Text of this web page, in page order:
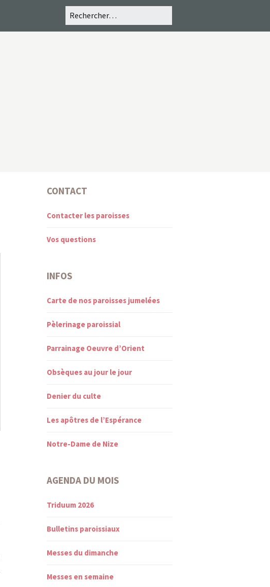
CONTACT
Contacter les paroisses
Vos questions
INFOS
Carte de nos paroisses jumelées
Pèlerinage paroissial
Parrainage Oeuvre d’Orient
Obsèques au jour le jour
Denier du culte
Les apôtres de l’Espérance
Notre-Dame de Nize
AGENDA DU MOIS
Triduum 2026
Bulletins paroissiaux
Messes du dimanche
Messes en semaine